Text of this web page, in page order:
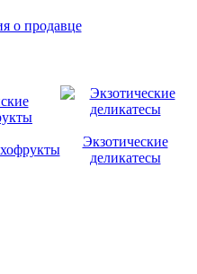
о продавце
Экзотические
деликатесы